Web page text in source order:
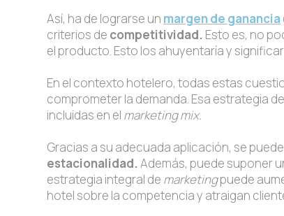
Así, ha de lograrse un margen de ganancia
criterios de competitividad. Esto es, no
el producto. Esto los ahuyentaría y
En el contexto hotelero, todas estas
comprometer la demanda. Esa estrategia
incluidas en el marketing mix.
Gracias a su adecuada aplicación, se
estacionalidad. Además, puede suponer
estrategia integral de marketingpuede
hotel sobre la competencia y atraigan